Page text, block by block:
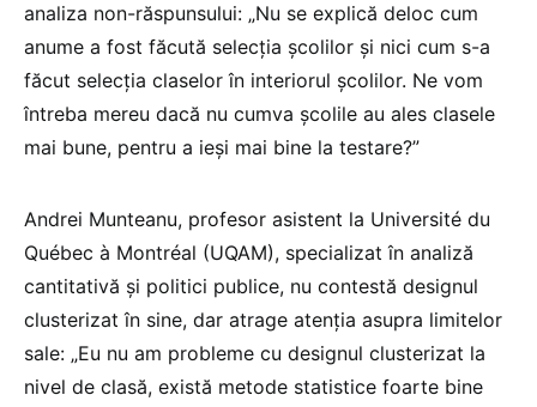
analiza non-răspunsului: „Nu se explică deloc cum
anume a fost făcută selecția școlilor și nici cum s-a
făcut selecția claselor în interiorul școlilor. Ne vom
întreba mereu dacă nu cumva școlile au ales clasele
mai bune, pentru a ieși mai bine la testare?”
Andrei Munteanu, profesor asistent la Université du
Québec à Montréal (UQAM), specializat în analiză
cantitativă și politici publice, nu contestă designul
clusterizat în sine, dar atrage atenția asupra limitelor
sale: „Eu nu am probleme cu designul clusterizat la
nivel de clasă, există metode statistice foarte bine